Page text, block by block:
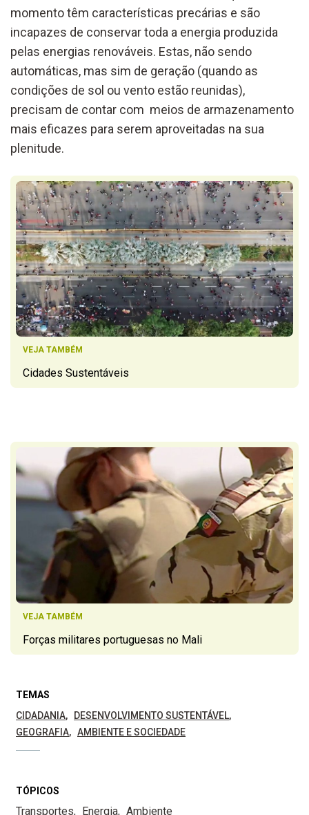
momento têm características precárias e são
incapazes de conservar toda a energia produzida
pelas energias renováveis. Estas, não sendo
automáticas, mas sim de geração (quando as
condições de sol ou vento estão reunidas),
precisam de contar com meios de armazenamento
mais eficazes para serem aproveitadas na sua
plenitude.
VEJA TAMBÉM
Cidades Sustentáveis
VEJA TAMBÉM
Forças militares portuguesas no Mali
TEMAS
CIDADANIA
DESENVOLVIMENTO SUSTENTÁVEL
GEOGRAFIA
AMBIENTE E SOCIEDADE
TÓPICOS
Transportes Energia Ambiente